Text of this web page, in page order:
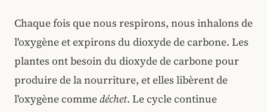
Chaque fois que nous respirons, nous inhalons de
l'oxygène et expirons du dioxyde de carbone. Les
plantes ont besoin du dioxyde de carbone pour
produire de la nourriture, et elles libèrent de
l'oxygène commedéchet. Le cycle continue